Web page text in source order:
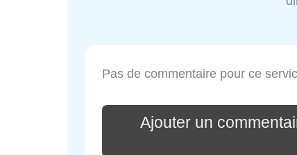
Pas de commentaire pour ce
Ajouter un